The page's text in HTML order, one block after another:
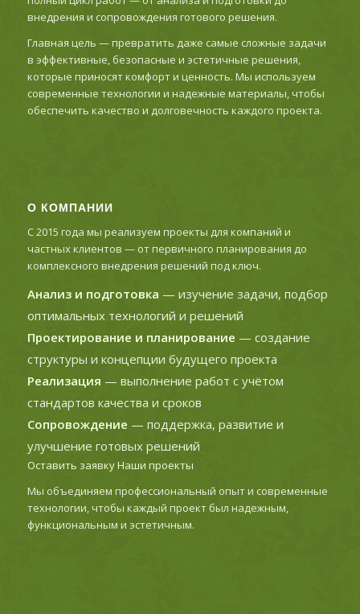
внедрения и сопровождения готового решения.
Главная цель — превратить даже самые сложные задачи
в эффективные, безопасные и эстетичные решения,
которые приносят комфорт и ценность. Мы используем
современные технологии и надежные материалы, чтобы
обеспечить качество и долговечность каждого проекта.
О КОМПАНИИ
С 2015 года мы реализуем проекты для компаний и
частных клиентов — от первичного планирования до
комплексного внедрения решений под ключ.
Анализ и подготовка — изучение задачи, подбор
оптимальных технологий и решений
Проектирование и планирование — создание
структуры и концепции будущего проекта
Реализация — выполнение работ с учётом
стандартов качества и сроков
Сопровождение — поддержка, развитие и
улучшение готовых решений
Оставить заявкуНаши проекты
Мы объединяем профессиональный опыт и современные
технологии, чтобы каждый проект был надежным,
функциональным и эстетичным.